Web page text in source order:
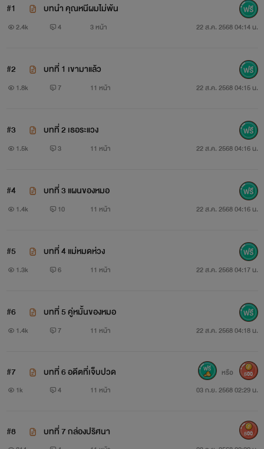
#1 บทนำ คุณหนีผมไม่พ้น
2.4k 4 3 หน้า 22 ส.ค. 2568 04:14 น.
#2 บทที่ 1 เขามาแล้ว
1.8k 7 11 หน้า 22 ส.ค. 2568 04:15 น.
#3 บทที่ 2 เธอระแวง
1.5k 3 11 หน้า 22 ส.ค. 2568 04:16 น.
#4 บทที่ 3 แผนของหมอ
1.4k 10 11 หน้า 22 ส.ค. 2568 04:16 น.
#5 บทที่ 4 แม่หมดห่วง
1.3k 6 11 หน้า 22 ส.ค. 2568 04:17 น.
#6 บทที่ 5 คู่หมั้นของหมอ
1.4k 7 11 หน้า 22 ส.ค. 2568 04:18 น.
#7 บทที่ 6 อดีตที่เจ็บปวด
1k 4 11 หน้า 03 ก.ย. 2568 02:29 น.
หรือ 500
#8 บทที่ 7 กล่องปริศนา 500